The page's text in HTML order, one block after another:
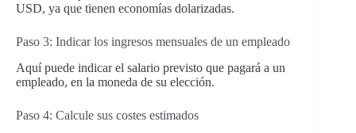
USD, ya que tienen economías dolarizadas.
Paso 3: Indicar los ingresos mensuales de un empleado
Aquí puede indicar el salario previsto que pagará a un
empleado, en la moneda de su elección.
Paso 4: Calcule sus costes estimados